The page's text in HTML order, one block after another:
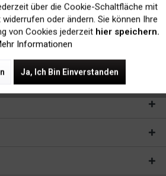
erklärt!
Inaktiv
über die Cookie-Schaltfläche mit
oder ändern. Sie können Ihre
von Cookies jederzeit hier speichern.
Informationen
Ja, Ich Bin Einverstanden